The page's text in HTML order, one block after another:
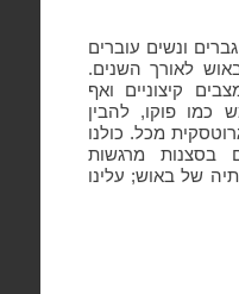
ונשים עוברים
לאורך השנים.
קיצוניים ואף
כמו פוקו, להבין
מכל. כולנו
בסצנות מרגשות
של באוש; עלינו